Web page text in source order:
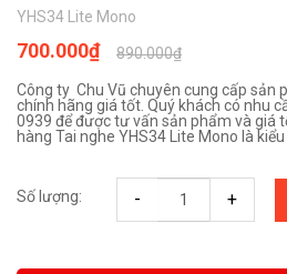
YHS34 Lite Mono
890.000₫
700.000₫
Công ty Chu Vũ chuyên cung cấp sản
chính hãng giá tốt. Quý khách có nhu
0939 để được tư vấn sản phẩm và giá
hàng Tai nghe YHS34 Lite Mono là
Số lượng: - +